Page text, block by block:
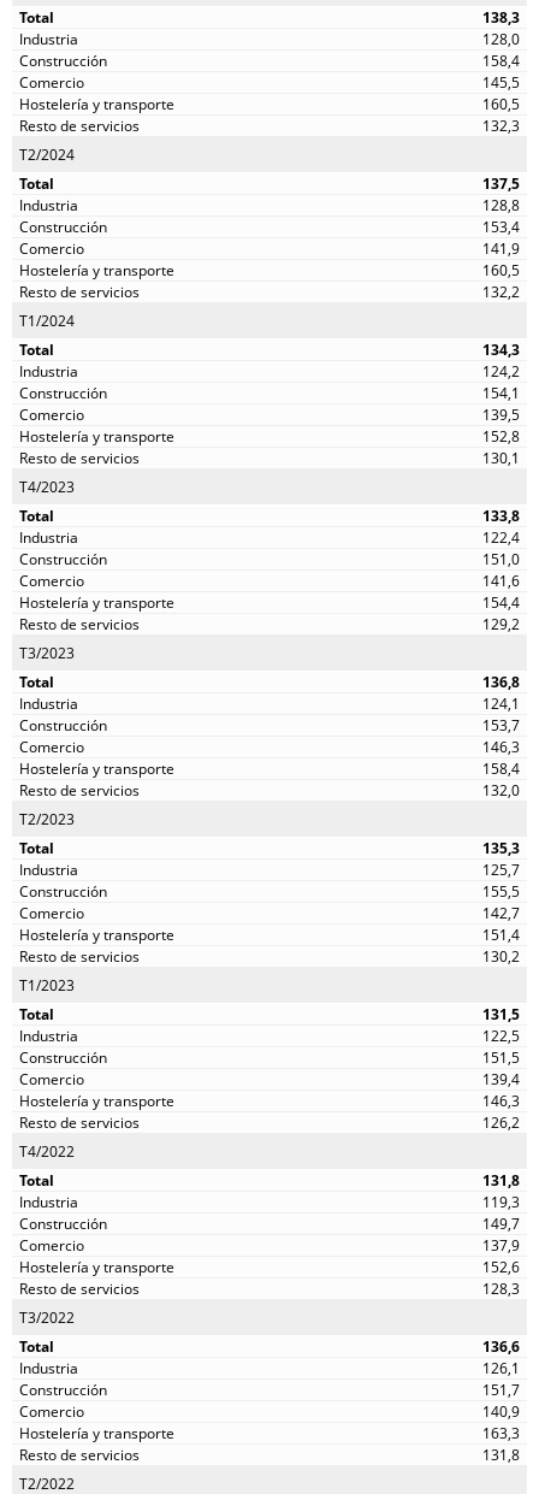
138,3
128,0
158,4
145,5
160,5
132,3
T2/2024
137,5
128,8
153,4
141,9
160,5
132,2
T1/2024
134,3
124,2
154,1
139,5
152,8
130,1
T4/2023
133,8
122,4
151,0
141,6
154,4
129,2
T3/2023
136,8
124,1
153,7
146,3
158,4
132,0
T2/2023
135,3
125,7
155,5
142,7
151,4
130,2
T1/2023
131,5
122,5
151,5
139,4
146,3
126,2
T4/2022
131,8
119,3
149,7
137,9
152,6
128,3
T3/2022
136,6
126,1
151,7
140,9
163,3
131,8
T2/2022